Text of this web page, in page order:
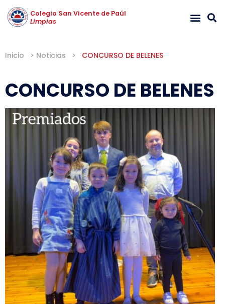
Colegio San Vicente de Paúl
Limpias
Inicio > Noticias > CONCURSO DE BELENES
CONCURSO DE BELENES